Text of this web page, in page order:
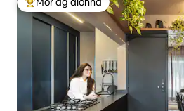
An-mhór ag aíonna